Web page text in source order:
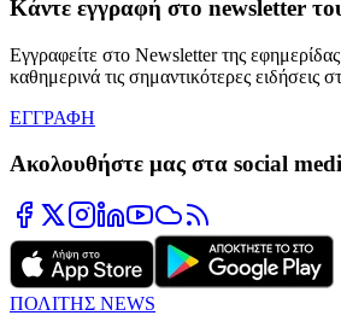
Κάντε εγγραφή στο newsletter
Εγγραφείτε στο Newsletter της
καθημερινά τις σημαντικότερες ειδήσεις
ΕΓΓΡΑΦΗ
Ακολουθήστε μας στα social
ΠΟΛΙΤΗΣ NEWS